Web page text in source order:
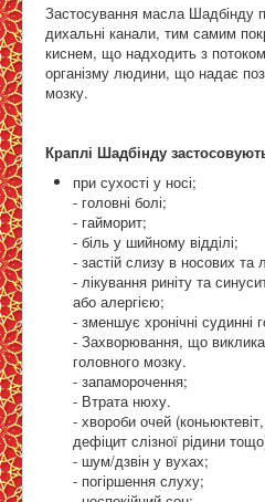
Застосування масла Шадбінду
дихальні канали, тим самим
киснем, що надходить з
організму людини, що надає
мозку.
Краплі Шадбінду
при сухості у носі;
- головні болі;
- гайморит;
- біль у шийному відділі;
- застій слизу в носових та
- лікування риніту та
або алергією;
- зменшує хронічні судинні
- Захворювання, що
головного мозку.
- запаморочення;
- Втрата нюху.
- хвороби очей
дефіцит слізної рідини
- шум/дзвін у вухах;
- погіршення слуху;